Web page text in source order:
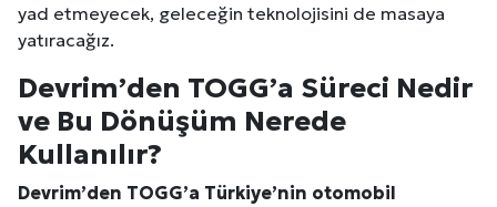
yad etmeyecek, geleceğin teknolojisini de masaya
yatıracağız.
Devrim’den TOGG’a Süreci Nedir
ve Bu Dönüşüm Nerede
Kullanılır?
Devrim’den TOGG’a Türkiye’nin otomobil